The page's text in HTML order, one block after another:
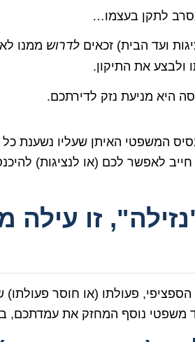
לתקן בעצמו…
ועד הבית) זכאים לדרוש ממנו
ולבצע את התיקון.
היא מניעת נזק לדירתכם.
המשפטי האיתן שעליו נשענת כל
לאפשר לכם (או לנציגות)
זו
פעולתו (או חוסר פעולתו)
משפטי נוסף המחזק את עמדתכם,